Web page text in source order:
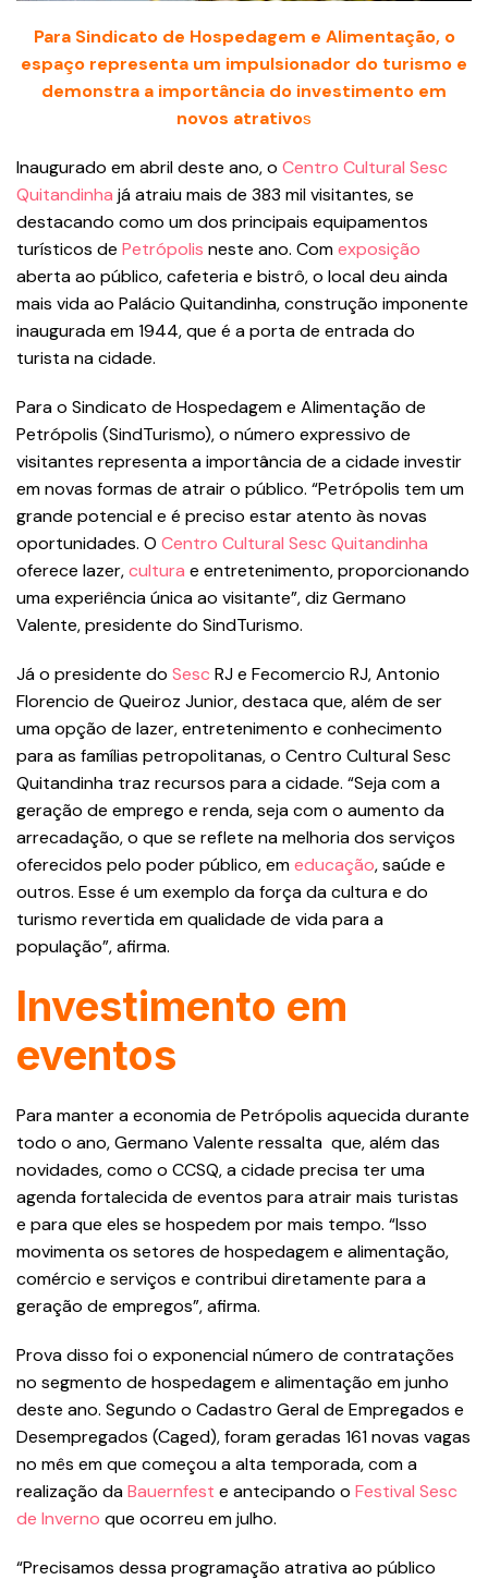
Para Sindicato de Hospedagem e Alimentação, o
espaço representa um impulsionador do turismo e
demonstra a importância do investimento em
novos atrativos
Inaugurado em abril deste ano, o Centro Cultural Sesc
Quitandinha já atraiu mais de 383 mil visitantes, se
destacando como um dos principais equipamentos
turísticos de Petrópolis neste ano. Comexposição
aberta ao público, cafeteria e bistrô, o local deu ainda
mais vida ao Palácio Quitandinha, construção imponente
inaugurada em 1944, que é a porta de entrada do
turista na cidade.
Para o Sindicato de Hospedagem e Alimentação de
Petrópolis (SindTurismo), o número expressivo de
visitantes representa a importância de a cidade investir
em novas formas de atrair o público. “Petrópolis tem um
grande potencial e é preciso estar atento às novas
oportunidades. O Centro Cultural Sesc Quitandinha
oferece lazer,cultura e entretenimento, proporcionando
uma experiência única ao visitante”, diz Germano
Valente, presidente do SindTurismo.
Já o presidente do Sesc RJ e Fecomercio RJ, Antonio
Florencio de Queiroz Junior, destaca que, além de ser
uma opção de lazer, entretenimento e conhecimento
para as famílias petropolitanas, o Centro Cultural Sesc
Quitandinha traz recursos para a cidade. “Seja com a
geração de emprego e renda, seja com o aumento da
arrecadação, o que se reflete na melhoria dos serviços
oferecidos pelo poder público, emeducação, saúde e
outros. Esse é um exemplo da força da cultura e do
turismo revertida em qualidade de vida para a
população”, afirma.
Investimento em
eventos
Para manter a economia de Petrópolis aquecida durante
todo o ano, Germano Valente ressalta que, além das
novidades, como o CCSQ, a cidade precisa ter uma
agenda fortalecida de eventos para atrair mais turistas
e para que eles se hospedem por mais tempo. “Isso
movimenta os setores de hospedagem e alimentação,
comércio e serviços e contribui diretamente para a
geração de empregos”, afirma.
Prova disso foi o exponencial número de contratações
no segmento de hospedagem e alimentação em junho
deste ano. Segundo o Cadastro Geral de Empregados e
Desempregados (Caged), foram geradas 161 novas vagas
no mês em que começou a alta temporada, com a
realização daBauernfest e antecipando o Festival Sesc
de Inverno que ocorreu em julho.
“Precisamos dessa programação atrativa ao público